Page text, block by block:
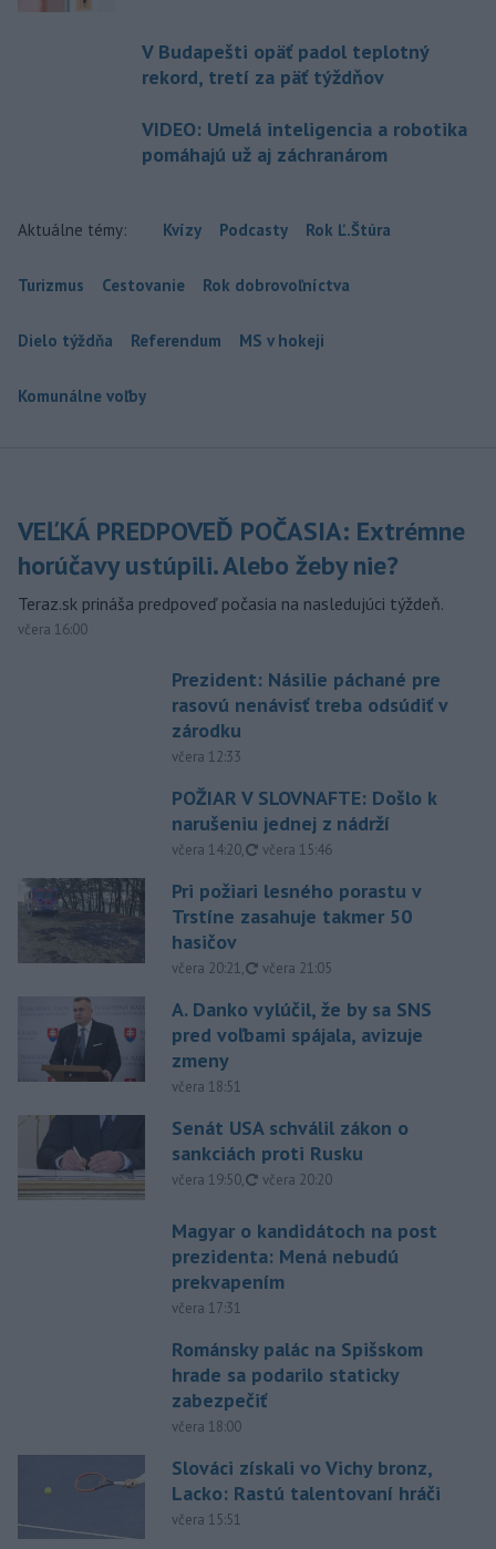
V Budapešti opäť padol teplotný
rekord, tretí za päť týždňov
VIDEO: Umelá inteligencia a robotika
pomáhajú už aj záchranárom
Aktuálne témy: Kvízy Podcasty Rok Ľ.Štúra
Turizmus Cestovanie Rok dobrovoľníctva
Dielo týždňa Referendum MS v hokeji
Komunálne voľby
VEĽKÁ PREDPOVEĎ POČASIA: Extrémne
horúčavy ustúpili. Alebo žeby nie?
Teraz.sk prináša predpoveď počasia na nasledujúci týždeň.
včera 16:00
Prezident: Násilie páchané pre
rasovú nenávisť treba odsúdiť v
zárodku
včera 12:33
POŽIAR V SLOVNAFTE: Došlo k
narušeniu jednej z nádrží
včera 14:20, aktualizované
včera 15:46
Pri požiari lesného porastu v
Trstíne zasahuje takmer 50
hasičov
včera 20:21, aktualizované
včera 21:05
A. Danko vylúčil, že by sa SNS
pred voľbami spájala, avizuje
zmeny
včera 18:51
Senát USA schválil zákon o
sankciách proti Rusku
včera 19:50, aktualizované
včera 20:20
Magyar o kandidátoch na post
prezidenta: Mená nebudú
prekvapením
včera 17:31
Románsky palác na Spišskom
hrade sa podarilo staticky
zabezpečiť
včera 18:00
Slováci získali vo Vichy bronz,
Lacko: Rastú talentovaní hráči
včera 15:51